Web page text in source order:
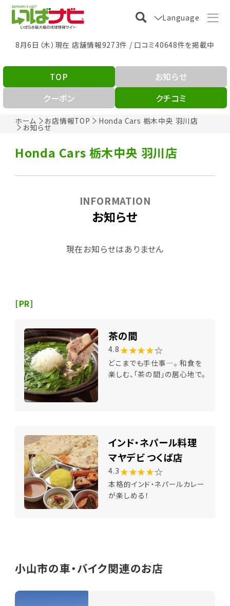
Language
8月6日（木）現在 店舗情報9273件 / 口コミ40648件を掲載中
ホーム お店情報TOP Honda Cars 栃木中央 羽川店
お知らせ
TOP
お知らせ
クーポン
クチコミ
Honda Cars 栃木中央 羽川店
お知らせ
INFORMATION
現在お知らせはありません
[PR]
茶の間
4.8 ★★★★☆
どこまでも手仕事―。 和食を
楽しむ、「茶の間」の居心地で。
インド・ネパール料理
マヤデビ つくば店
4.3 ★★★★☆
本格的インド・ネパールカレー
が楽しめる！
小山市の車・バイク関連のお店